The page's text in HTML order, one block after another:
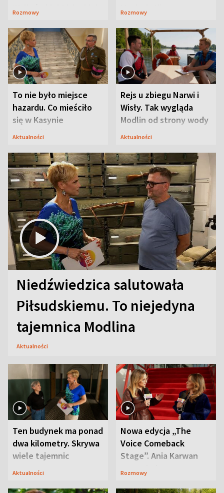
Waligórskiej-Lisieckiej.
Rozmowy
Maciusiu I”
Rozmowy
To nie było miejsce
hazardu. Co mieściło
się w Kasynie
Oficerskim?
Aktualności
Rejs u zbiegu Narwi i
Wisły. Tak wygląda
Modlin od strony wody
Aktualności
Niedźwiedzica salutowała
Piłsudskiemu. To niejedyna
tajemnica Modlina
Aktualności
Ten budynek ma ponad
dwa kilometry. Skrywa
wiele tajemnic
Aktualności
Nowa edycja „The
Voice Comeback
Stage”. Ania Karwan
zapowiada
Rozmowy